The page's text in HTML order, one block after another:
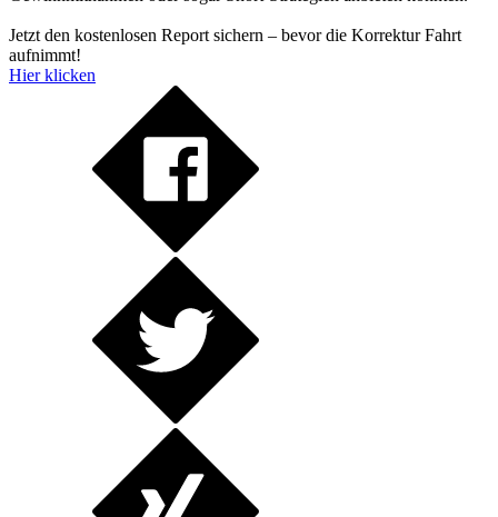
Jetzt den kostenlosen Report sichern – bevor die Korrektur Fahrt
aufnimmt!
Hier klicken